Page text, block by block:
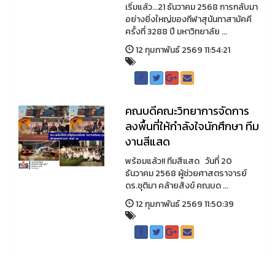
เริ่มแล้ว...21 ธันวาคม 2568 การกลับมา
อย่างยิ่งใหญ่ของกีฬาสุนันทาสามัคคี
ครั้งที่ 3288 ปี มหาวิทยาลัย ...
12 กุมภาพันธ์ 2569 11:54:21
คณบดีคณะวิทยาการจัดการ
ลงพื้นที่ให้กำลังใจนักศึกษา ทีม
งานสีแสด
พร้อมแล้ว!! ทีมสีแสด วันที่ 20
ธันวาคม 2568 ผู้ช่วยศาสตราจารย์
ดร.ชุติมา คล้ายสังข์ คณบด ...
12 กุมภาพันธ์ 2569 11:50:39